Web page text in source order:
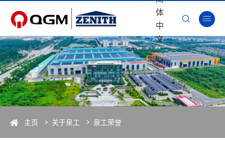
体
中
文
 
主页 关于泉工 泉工荣誉